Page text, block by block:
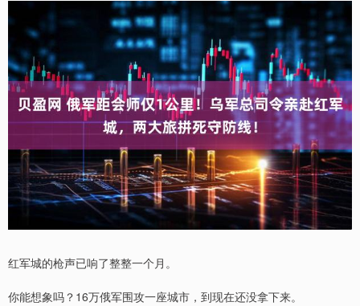
红军城的枪声已响了整整一个月。
你能想象吗？16万俄军围攻一座城市，到现在还没拿下来。